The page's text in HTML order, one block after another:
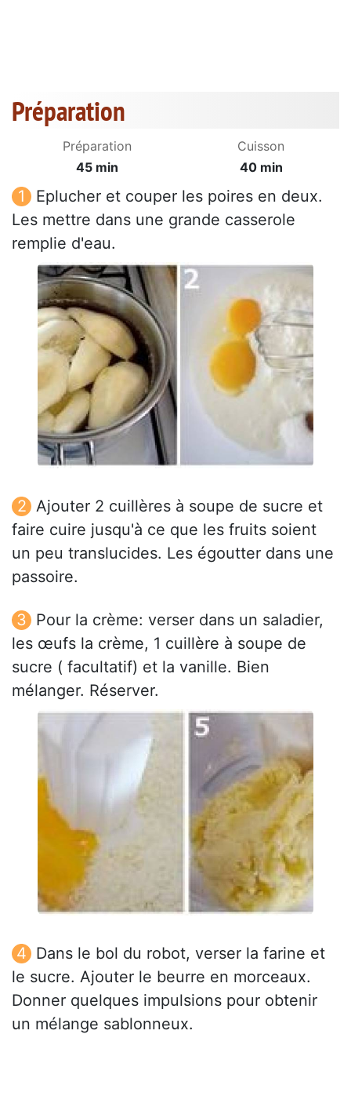
Préparation
Préparation
45 min
Cuisson
40 min
Eplucher et couper les poires en deux.
Les mettre dans une grande casserole
remplie d'eau.
Ajouter 2 cuillères à soupe de sucre et
faire cuire jusqu'à ce que les fruits soient
un peu translucides. Les égoutter dans une
passoire.
Pour la crème: verser dans un saladier,
les œufs la crème, 1 cuillère à soupe de
sucre ( facultatif) et la vanille. Bien
mélanger. Réserver.
Dans le bol du robot, verser la farine et
le sucre. Ajouter le beurre en morceaux.
Donner quelques impulsions pour obtenir
un mélange sablonneux.